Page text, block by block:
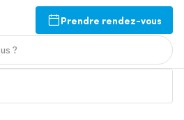
Prendre rendez-vous
?